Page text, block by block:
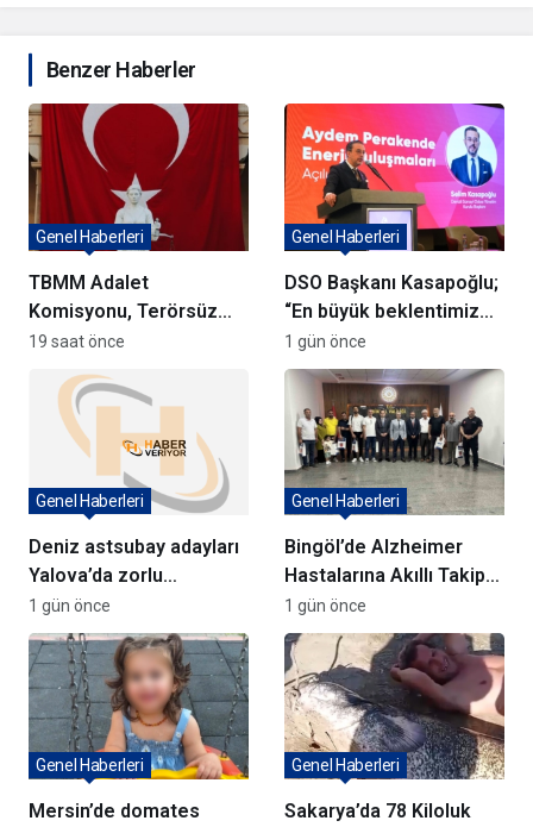
Benzer Haberler
TBMM Adalet
Komisyonu, Terörsüz
Türkiye Yasa Teklifini
Genel Haberleri
19 saat önce
DSO Başkanı Kasapoğlu;
“En büyük beklentimiz
geleceği güvenle
planlayabileceğimiz
istikrarlı bir yatırım
ortamıdır”
Genel Haberleri
1 gün önce
Deniz astsubay adayları
Yalova’da zorlu
eğitimlerle hazırlanıyor
Genel Haberleri
1 gün önce
Bingöl’de Alzheimer
Hastalarına Akıllı Takip
Cihazı Dağıtıldı
Genel Haberleri
1 gün önce
Mersin’de domates
Genel Haberleri
Sakarya’da 78 Kiloluk
Genel Haberleri